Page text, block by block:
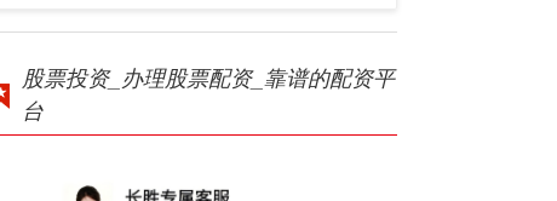
股票投资_办理股票配资_靠谱的配资平
台